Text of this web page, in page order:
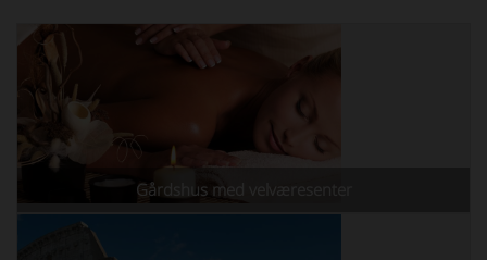
Gårdshus med velværesenter